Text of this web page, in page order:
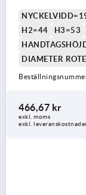
H2=44
H3=53
DIAMETER
466,67 kr
exkl. moms
exkl.